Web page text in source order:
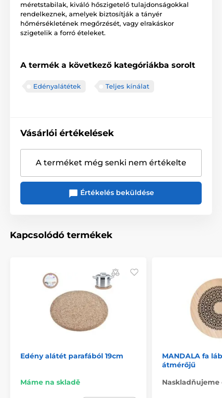
méretstabilak, kiváló hőszigetelő tulajdonságokkal
rendelkeznek, amelyek biztosítják a tányér
hőmérsékletének megőrzését, vagy elrakáskor
szigetelik a forró ételeket.
A termék a következő kategóriákba sorolt
Edényalátétek Teljes kínálat
Vásárlói értékelések
A terméket még senki nem értékelte
Értékelés beküldése
Kapcsolódó termékek
Edény alátét parafából 19cm
Máme na skladě
MANDALA fa
átmérőjű
Naskladňujeme